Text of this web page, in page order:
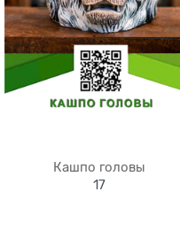
Кашпо головы
17